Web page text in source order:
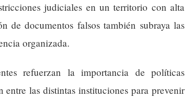
judiciales en un territorio con alta
documentos falsos también subraya las
organizada.
refuerzan la importancia de políticas
las distintas instituciones para prevenir